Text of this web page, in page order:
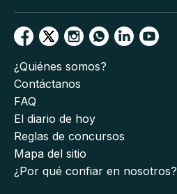
¿Quiénes somos?
Contáctanos
FAQ
El diario de hoy
Reglas de concursos
Mapa del sitio
¿Por qué confiar en nosotros?